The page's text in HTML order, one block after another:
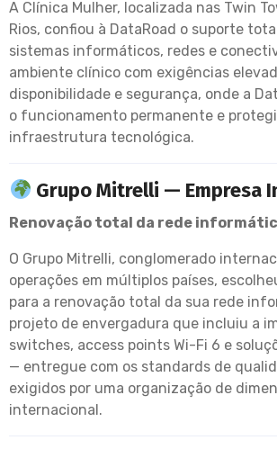
A Clínica Mulher, localizada nas Twin
Rios, confiou à DataRoad o suporte
sistemas informáticos, redes e
ambiente clínico com exigências
disponibilidade e segurança, onde a
o funcionamento permanente e
infraestrutura tecnológica.
Grupo Mitrelli — Empresa
Renovação total da rede
O Grupo Mitrelli, conglomerado
operações em múltiplos países,
para a renovação total da sua rede
projeto de envergadura que incluiu a
switches, access points Wi-Fi 6 e
— entregue com os standards de
exigidos por uma organização de
internacional.